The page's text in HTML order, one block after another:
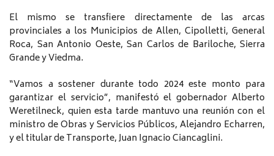
El mismo se transfiere directamente de las arcas
provinciales a los Municipios de Allen, Cipolletti, General
Roca, San Antonio Oeste, San Carlos de Bariloche, Sierra
Grande y Viedma.
“Vamos a sostener durante todo 2024 este monto para
garantizar el servicio”, manifestó el gobernador Alberto
Weretilneck, quien esta tarde mantuvo una reunión con el
ministro de Obras y Servicios Públicos, Alejandro Echarren,
y el titular de Transporte, Juan Ignacio Ciancaglini.